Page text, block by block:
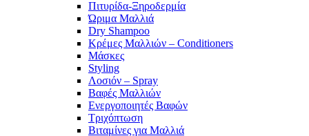
Πιτυρίδα-Ξηροδερμία
Ώριμα Μαλλιά
Dry Shampoo
Κρέμες Μαλλιών – Conditioners
Μάσκες
Styling
Λοσιόν – Spray
Βαφές Μαλλιών
Ενεργοποιητές Βαφών
Τριχόπτωση
Βιταμίνες για Μαλλιά